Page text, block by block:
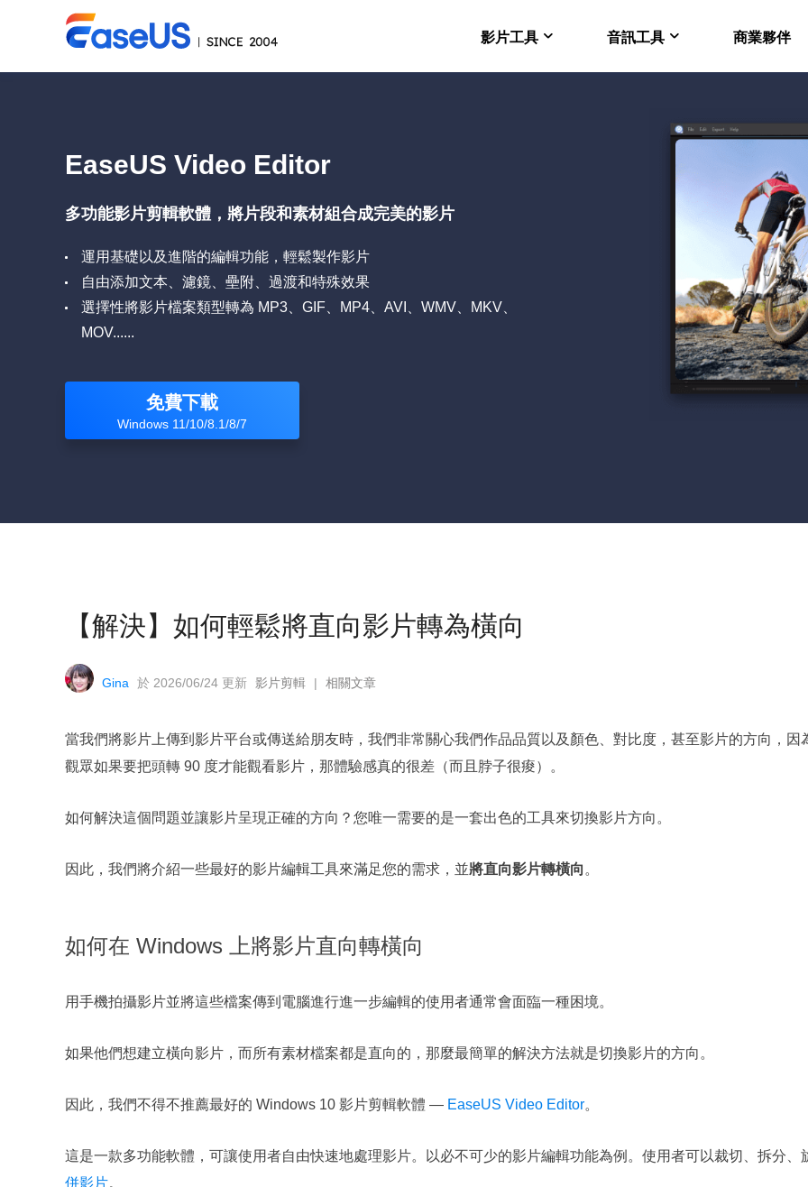
影片工具
電商影片製作的 AI 工
Video Downloader
Mac 電腦下載
VideoKit
多功能影片套裝
音訊工具
即時改變聲音
EaseUS VoiceOver
免費線上人工智慧語
商業夥伴
EaseUS Video Editor
多功能影片剪輯軟體，將片段和素材組合成完美的影片
運用基礎以及進階的編輯功能，輕鬆製作影片
自由添加文本、濾鏡、壘附、過渡和特殊效果
選擇性將影片檔案類型轉為 MP3、GIF、MP4、AVI、WMV、MKV、
MOV......
免費下載
Windows 11/10/8.1/8/7
【解決】如何輕鬆將直向影片轉為橫向
Gina 於 2026/06/24 更新 影片剪輯 | 相關文章
當我們將影片上傳到影片平台或傳送給朋友時，我們非常關心我們作品品質以及顏色、對比度，甚至影片的方向，因
觀眾如果要把頭轉 90 度才能觀看影片，那體驗感真的很差（而且脖子很痠）。
如何解決這個問題並讓影片呈現正確的方向？您唯一需要的是一套出色的工具來切換影片方向。
因此，我們將介紹一些最好的影片編輯工具來滿足您的需求，並將直向影片轉橫向 。
如何在 Windows 上將影片直向轉橫向
用手機拍攝影片並將這些檔案傳到電腦進行進一步編輯的使用者通常會面臨一種困境。
如果他們想建立橫向影片，而所有素材檔案都是直向的，那麼最簡單的解決方法就是切換影片的方向。
因此，我們不得不推薦最好的 Windows 10 影片剪輯軟體 — EaseUS Video Editor。
這是一款多功能軟體，可讓使用者自由快速地處理影片。以必不可少的影片編輯功能為例。使用者可以裁切、拆分、
併影片。